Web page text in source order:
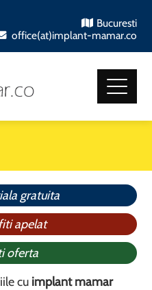
Bucuresti
office(at)implant-mamar.co
gratuita
apelat
oferta
cu implant mamar